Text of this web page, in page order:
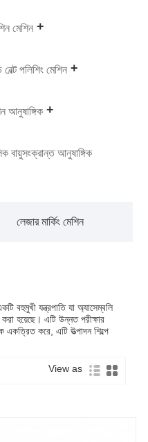
মেশিন
বেল্ট পলিশিং মেশিন
আনুষাঙ্গিক
বায়ুসংক্রান্ত আনুষাঙ্গিক
লেজার মার্কিং মেশিন
বহুমুখী যন্ত্রপাতি যা অ্যাসেম্বলি
হয়েছে। এটি উন্নত পরীক্ষার
একত্রিত করে, এটি উত্পাদন শিল্পে
View as